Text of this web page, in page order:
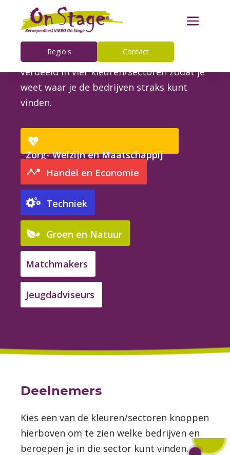
Regio's Contact
Deelnemers
De zaal van het Beroepenfeest On Stage is
verdeeld in vier kleuren/sectoren zodat je
weet waar je de bedrijven straks kunt
vinden.
Zorg- Welzijn en Maatschappij
Handel en Economie
Techniek
Groen en Natuur
Matchmakers
Jeugdadviseurs
Deelnemers
Kies een van de kleuren/sectoren knoppen
hierboven om te zien welke bedrijven en
beroepen je in die sector kunt vinden.